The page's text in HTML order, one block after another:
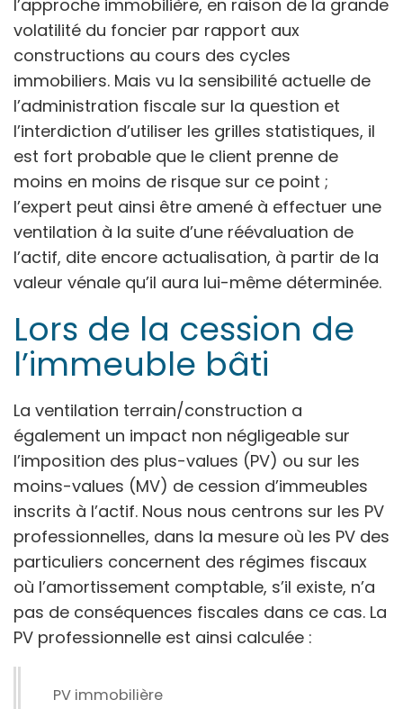
l’approche immobilière, en raison de la grande
volatilité du foncier par rapport aux
constructions au cours des cycles
immobiliers. Mais vu la sensibilité actuelle de
l’administration fiscale sur la question et
l’interdiction d’utiliser les grilles statistiques, il
est fort probable que le client prenne de
moins en moins de risque sur ce point ;
l’expert peut ainsi être amené à effectuer une
ventilation à la suite d’une réévaluation de
l’actif, dite encore actualisation, à partir de la
valeur vénale qu’il aura lui-même déterminée.
Lors de la cession de
l’immeuble bâti
La ventilation terrain/construction a
également un impact non négligeable sur
l’imposition des plus-values (PV) ou sur les
moins-values (MV) de cession d’immeubles
inscrits à l’actif. Nous nous centrons sur les PV
professionnelles, dans la mesure où les PV des
particuliers concernent des régimes fiscaux
où l’amortissement comptable, s’il existe, n’a
pas de conséquences fiscales dans ce cas. La
PV professionnelle est ainsi calculée :
PV immobilière